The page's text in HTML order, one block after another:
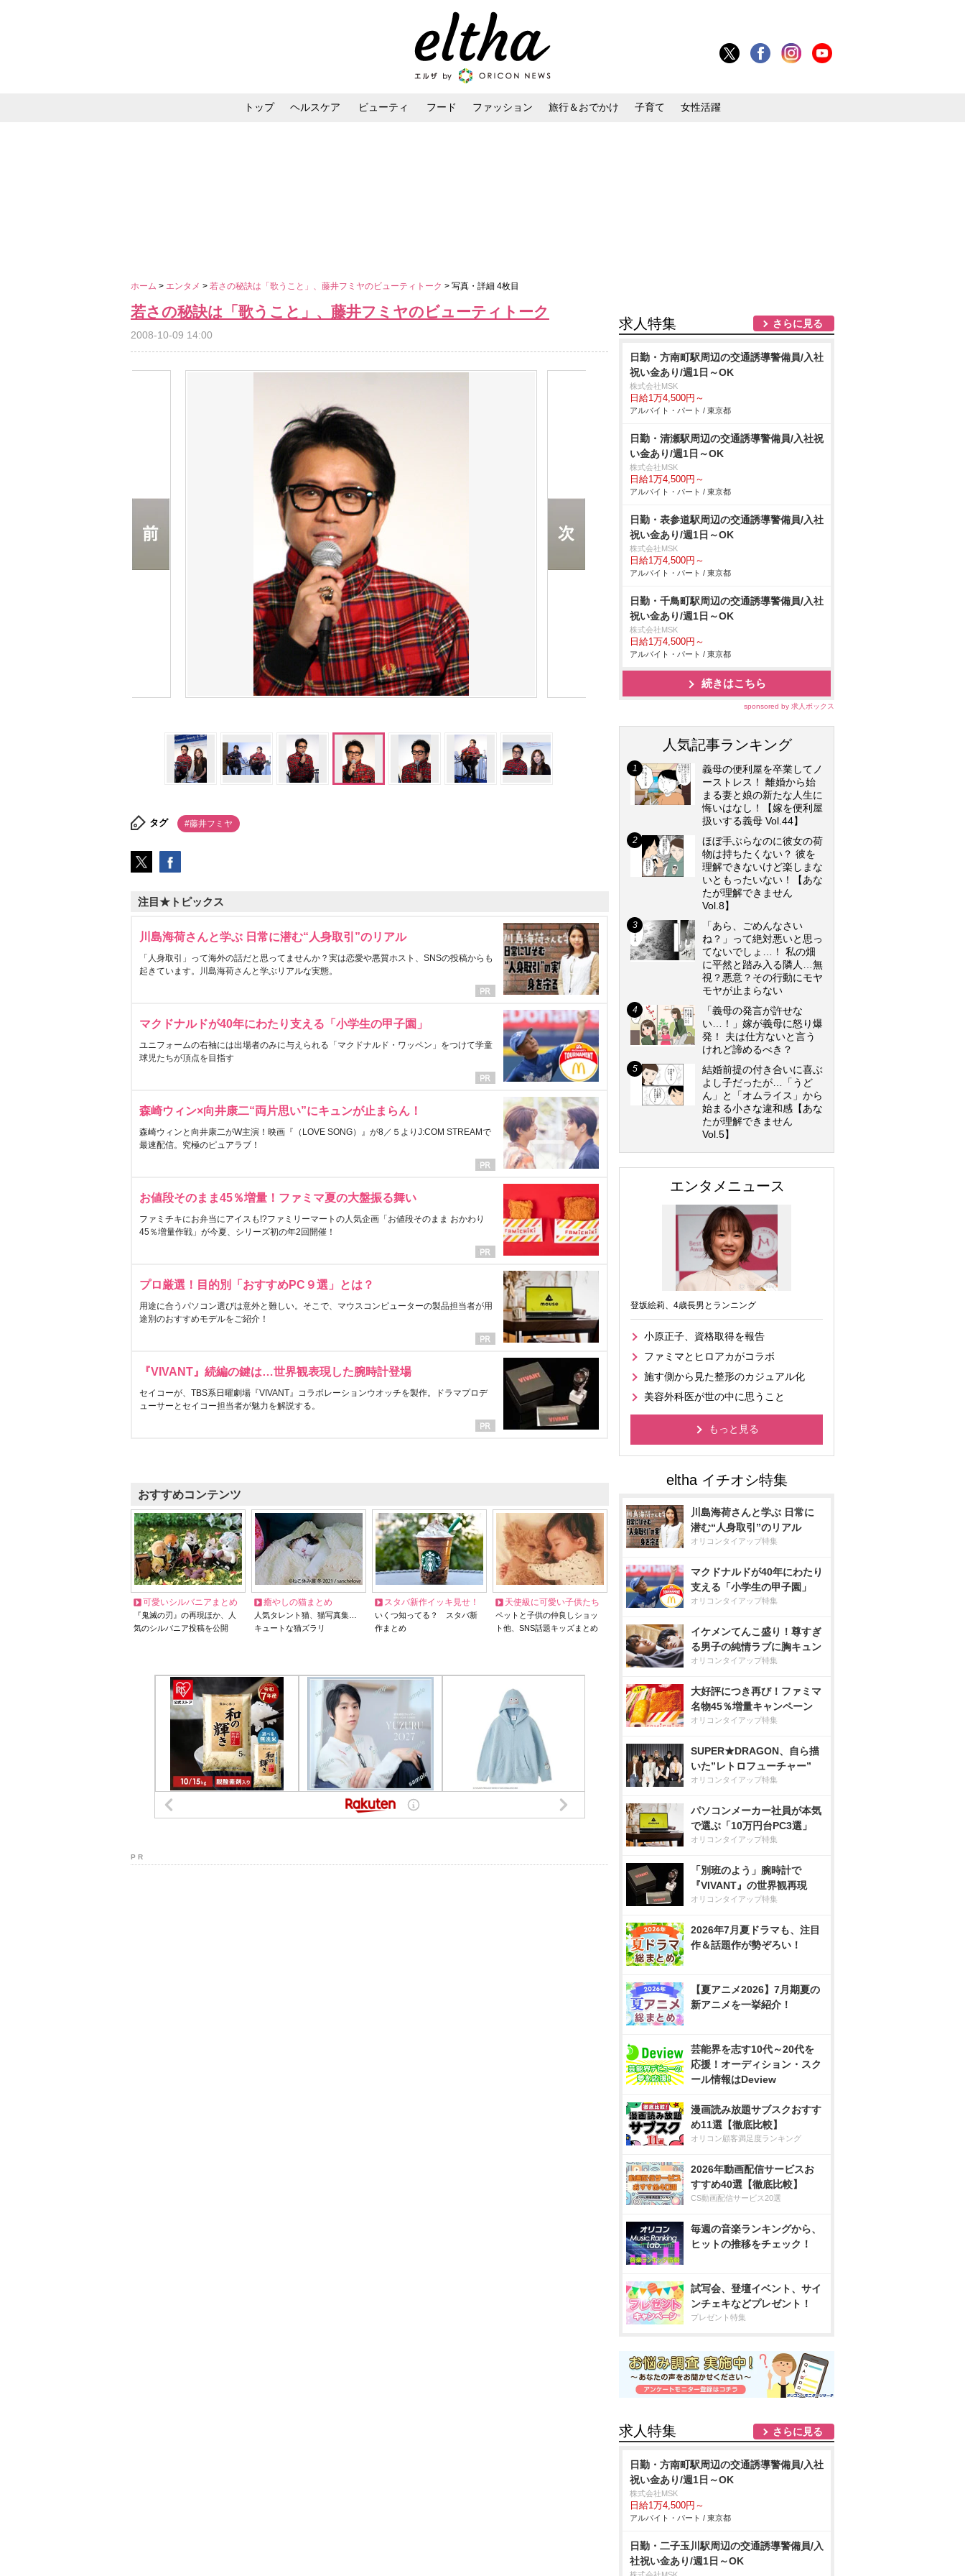
トップ ヘルスケア ビューティ フード ファッション 旅行＆おでかけ 子育て 女性活躍
ホーム > エンタメ > 若さの秘訣は「歌うこと」、藤井フミヤのビューティトーク > 写真・詳細 4枚目
若さの秘訣は「歌うこと」、藤井フミヤのビューティトーク
2008-10-09 14:00
タグ #藤井フミヤ
注目★トピックス
川島海荷さんと学ぶ 日常に潜む“人身取引”のリアル
「人身取引」って海外の話だと思ってませんか？実は恋愛や悪質ホスト、SNSの投稿からも
起きています。川島海荷さんと学ぶリアルな実態。
マクドナルドが40年にわたり支える「小学生の甲子園」
ユニフォームの右袖には出場者のみに与えられる「マクドナルド・ワッペン」をつけて学童
球児たちが頂点を目指す
森崎ウィン×向井康二“両片思い”にキュンが止まらん！
森崎ウィンと向井康二がW主演！映画『（LOVE SONG）』が8／５よりJ:COM STREAMで
最速配信。究極のピュアラブ！
お値段そのまま45％増量！ファミマ夏の大盤振る舞い
ファミチキにお弁当にアイスも!?ファミリーマートの人気企画「お値段そのまま おかわり
45％増量作戦」が今夏、シリーズ初の年2回開催！
プロ厳選！目的別「おすすめPC９選」とは？
用途に合うパソコン選びは意外と難しい。そこで、マウスコンピューターの製品担当者が用
途別のおすすめモデルをご紹介！
『VIVANT』続編の鍵は…世界観表現した腕時計登場
セイコーが、TBS系日曜劇場『VIVANT』コラボレーションウオッチを製作。ドラマプロデ
ューサーとセイコー担当者が魅力を解説する。
おすすめコンテンツ
可愛いシルバニアまとめ
『鬼滅の刃』の再現ほか、人
気のシルバニア投稿を公開
癒やしの猫まとめ
人気タレント猫、猫写真集…
キュートな猫ズラリ
スタバ新作イッキ見せ！
いくつ知ってる？ スタバ新
作まとめ
天使級に可愛い子供たち
ペットと子供の仲良しショッ
ト他、SNS話題キッズまとめ
P R
求人特集 さらに見る
日勤・方南町駅周辺の交通誘導警備員/入社
祝い金あり/週1日～OK
株式会社MSK
日給1万4,500円～
アルバイト・パート / 東京都
日勤・清瀬駅周辺の交通誘導警備員/入社祝
い金あり/週1日～OK
株式会社MSK
日給1万4,500円～
アルバイト・パート / 東京都
日勤・表参道駅周辺の交通誘導警備員/入社
祝い金あり/週1日～OK
株式会社MSK
日給1万4,500円～
アルバイト・パート / 東京都
日勤・千鳥町駅周辺の交通誘導警備員/入社
祝い金あり/週1日～OK
株式会社MSK
日給1万4,500円～
アルバイト・パート / 東京都
続きはこちら
sponsored by 求人ボックス
人気記事ランキング
義母の便利屋を卒業してノ
ーストレス！ 離婚から始
まる妻と娘の新たな人生に
悔いはなし！【嫁を便利屋
扱いする義母 Vol.44】
ほぼ手ぶらなのに彼女の荷
物は持ちたくない？ 彼を
理解できないけど楽しまな
いともったいない！【あな
たが理解できません
Vol.8】
「あら、ごめんなさい
ね？」って絶対悪いと思っ
てないでしょ…！ 私の畑
に平然と踏み入る隣人…無
視？悪意？その行動にモヤ
モヤが止まらない
「義母の発言が許せな
い…！」嫁が義母に怒り爆
発！ 夫は仕方ないと言う
けれど諦めるべき？
結婚前提の付き合いに喜ぶ
よし子だったが…「うど
ん」と「オムライス」から
始まる小さな違和感【あな
たが理解できません
Vol.5】
エンタメニュース
登坂絵莉、4歳長男とランニング
小原正子、資格取得を報告
ファミマとヒロアカがコラボ
施す側から見た整形のカジュアル化
美容外科医が世の中に思うこと
もっと見る
川島海荷さんと学ぶ 日常に
潜む“人身取引”のリアル
オリコンタイアップ特集
マクドナルドが40年にわたり
支える「小学生の甲子園」
オリコンタイアップ特集
イケメンてんこ盛り！尊すぎ
る男子の純情ラブに胸キュン
オリコンタイアップ特集
大好評につき再び！ファミマ
名物45％増量キャンペーン
オリコンタイアップ特集
SUPER★DRAGON、自ら描
いた”レトロフューチャー”
オリコンタイアップ特集
パソコンメーカー社員が本気
で選ぶ「10万円台PC3選」
オリコンタイアップ特集
「別班のよう」腕時計で
『VIVANT』の世界観再現
オリコンタイアップ特集
2026年7月夏ドラマも、注目
作＆話題作が勢ぞろい！
【夏アニメ2026】7月期夏の
新アニメを一挙紹介！
芸能界を志す10代～20代を
応援！オーディション・スク
ール情報はDeview
漫画読み放題サブスクおすす
め11選【徹底比較】
オリコン顧客満足度ランキング
2026年動画配信サービスお
すすめ40選【徹底比較】
CS動画配信サービス20選
毎週の音楽ランキングから、
ヒットの推移をチェック！
試写会、登壇イベント、サイ
ンチェキなどプレゼント！
プレゼント特集
求人特集 さらに見る
日勤・方南町駅周辺の交通誘導警備員/入社
祝い金あり/週1日～OK
株式会社MSK
日給1万4,500円～
アルバイト・パート / 東京都
日勤・二子玉川駅周辺の交通誘導警備員/入
社祝い金あり/週1日～OK